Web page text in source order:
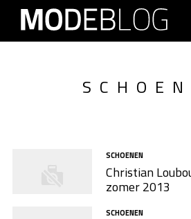
SCHOENEN
Christian
zomer 2013
SCHOENEN